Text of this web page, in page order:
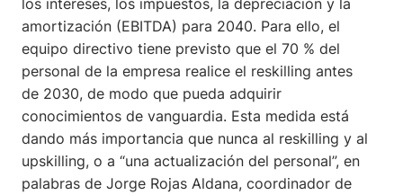
los intereses, los impuestos, la depreciación y la
amortización (EBITDA) para 2040. Para ello, el
equipo directivo tiene previsto que el 70 % del
personal de la empresa realice el reskilling antes
de 2030, de modo que pueda adquirir
conocimientos de vanguardia. Esta medida está
dando más importancia que nunca al reskilling y al
upskilling, o a “una actualización del personal”, en
palabras de Jorge Rojas Aldana, coordinador de